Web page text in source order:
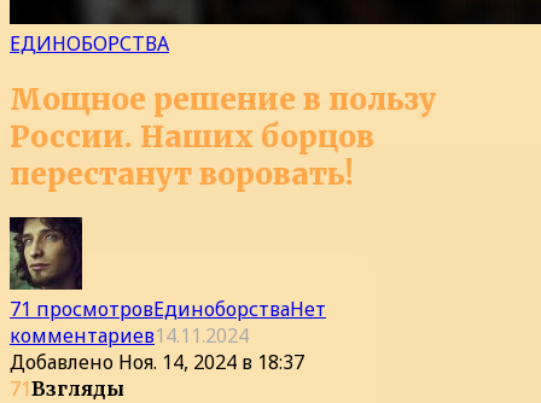
ЕДИНОБОРСТВА
Мощное решение в пользу
России. Наших борцов
перестанут воровать!
71 просмотровЕдиноборстваНет
комментариев14.11.2024
Добавлено Ноя. 14, 2024 в 18:37
71Взгляды